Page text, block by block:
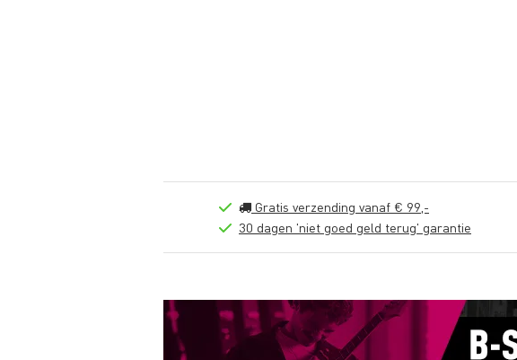
Gratis verzending vanaf € 99,-
30 dagen 'niet goed geld terug' garantie